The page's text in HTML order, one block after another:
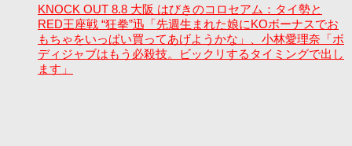
KNOCK OUT 8.8 大阪 はびきのコロセアム：タイ勢と
RED王座戦 “狂拳”迅「先週生まれた娘にKOボーナスでお
もちゃをいっぱい買ってあげようかな」、小林愛理奈「ボ
ディジャブはもう必殺技。ビックリするタイミングで出し
ます」